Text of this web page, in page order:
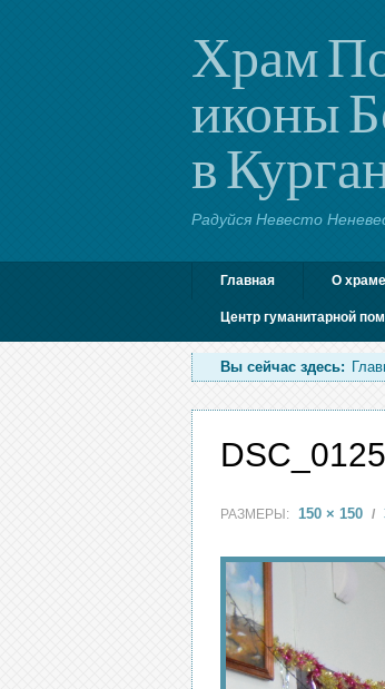
Храм
иконы
в
Радуйся Невесто
Главная О храме
Центр гуманитарной
Вы сейчас здесь:
DSC_0125
РАЗМЕРЫ: 150 × 150 /